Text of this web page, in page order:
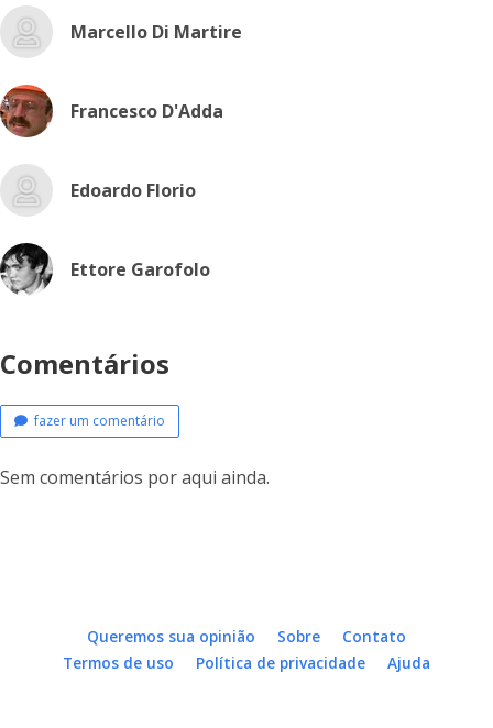
Marcello Di Martire
Francesco D'Adda
Edoardo Florio
Ettore Garofolo
Comentários
fazer um comentário
Sem comentários por aqui ainda.
Queremos sua opinião Sobre
Contato
Termos de uso
Política de privacidade Ajuda